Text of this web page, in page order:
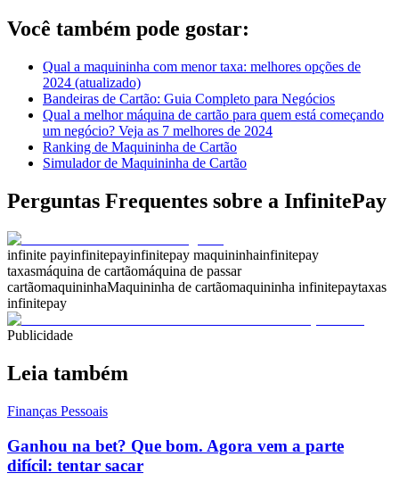
Você também pode gostar:
Qual a maquininha com menor taxa: melhores opções de
2024 (atualizado)
Bandeiras de Cartão: Guia Completo para Negócios
Qual a melhor máquina de cartão para quem está começando
um negócio? Veja as 7 melhores de 2024
Ranking de Maquininha de Cartão
Simulador de Maquininha de Cartão
Perguntas Frequentes sobre a InfinitePay
infinite payinfinitepayinfinitepay maquininhainfinitepay
taxasmáquina de cartãomáquina de passar
cartãomaquininhaMaquininha de cartãomaquininha infinitepaytaxas
infinitepay
Publicidade
Leia também
Finanças Pessoais
Ganhou na bet? Que bom. Agora vem a parte
difícil: tentar sacar